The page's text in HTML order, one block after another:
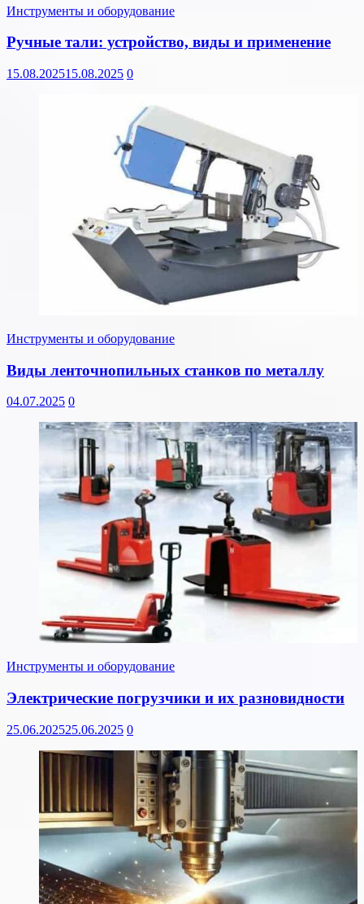
Инструменты и оборудование
Ручные тали: устройство, виды и применение
15.08.202515.08.2025 0
Инструменты и оборудование
Виды ленточнопильных станков по металлу
04.07.2025 0
Инструменты и оборудование
Электрические погрузчики и их разновидности
25.06.202525.06.2025 0